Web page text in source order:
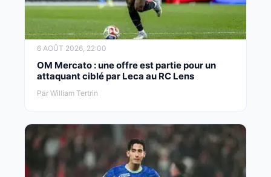
6 AOÛT 2026, 22:00
OM Mercato : une offre est partie pour un
attaquant ciblé par Leca au RC Lens
Par William Tertrin